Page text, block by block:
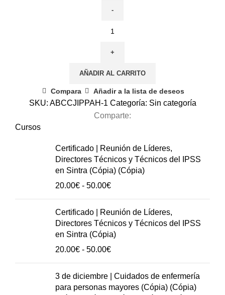
Presupuesto
2023
las
AÑADIR AL CARRITO
Compara Añadir a la lista de deseos
SKU: ABCCJIPPAH-1 Categoría: Sin categoría
Comparte:
Cursos
Certificado | Reunión de Líderes,
Directores Técnicos y Técnicos del IPSS
en Sintra (Cópia) (Cópia)
20.00€ - 50.00€Rango
precios:
20.00€
hasta
50.00€
Certificado | Reunión de Líderes,
Directores Técnicos y Técnicos del IPSS
en Sintra (Cópia)
20.00€ - 50.00€Rango
precios:
20.00€
hasta
3 de diciembre | Cuidados de enfermería
para personas mayores (Cópia) (Cópia)